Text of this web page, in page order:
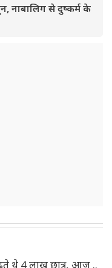
नाबालिग से दुष्कर्म के
थे 4 लाख छात्र, आज ..